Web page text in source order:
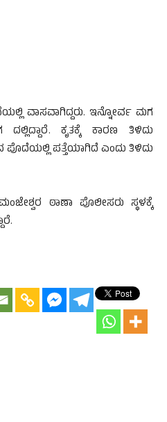
ವಾಸವಾಗಿದ್ದರು. ಇನ್ನೋರ್ವ ಮಗ
ಕೃತಕ್ಕೆ ಕಾರಣ ತಿಳಿದು
ಪತ್ತೆಯಾಗಿದೆ ಎಂದು ತಿಳಿದು
ಠಾಣಾ ಪೊಲೀಸರು ಸ್ಥಳಕ್ಕೆ